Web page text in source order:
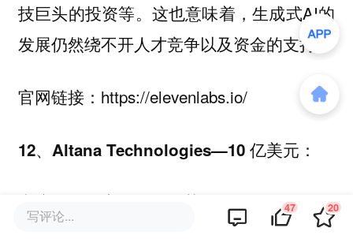
技巨头的投资等。这也意味着，生成式AI的
发展仍然绕不开人才竞争以及资金的支持。
官网链接：https://elevenlabs.io/
12、Altana Technologies—10 亿美元：
专注用AI供应链管理，获Salesforce投资
写评论... 47 20